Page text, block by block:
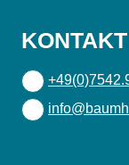
KONTAKT